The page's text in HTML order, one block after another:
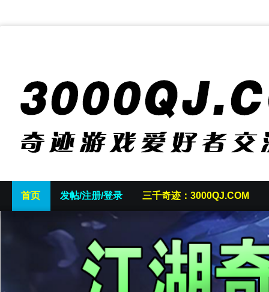
首页 发帖/注册/登录 三千奇迹：3000QJ.COM